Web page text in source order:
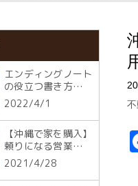
エンディングノート
の役立つ書き方☆必
要な7つの項目と注
意点
2022/4/1
【沖縄で家を購入】
頼りになる営業担当
者の見極め方
2021/4/28